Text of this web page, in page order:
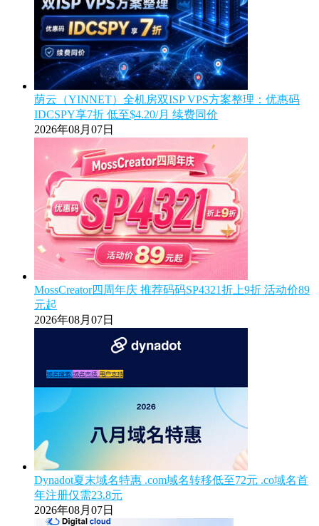
荫云（YINNET）全机房双ISP VPS方案整理：优惠码
IDCSPY享7折 低至$4.20/月 续费同价
2026年08月07日
MossCreator四周年庆 推荐码码SP4321折上9折 活动价89
元起
2026年08月07日
Dynadot夏末域名特惠 .com域名转移低至72元 .co域名首
年注册仅需23.8元
2026年08月07日